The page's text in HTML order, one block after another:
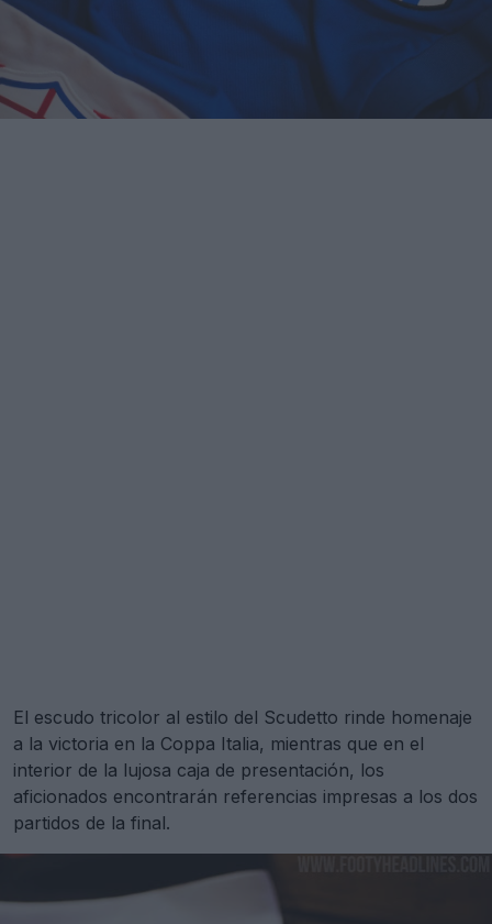
El escudo tricolor al estilo del Scudetto rinde homenaje
a la victoria en la Coppa Italia, mientras que en el
interior de la lujosa caja de presentación, los
aficionados encontrarán referencias impresas a los dos
partidos de la final.